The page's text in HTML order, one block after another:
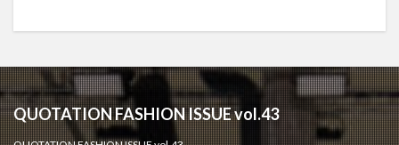
QUOTATION FASHION ISSUE vol.43